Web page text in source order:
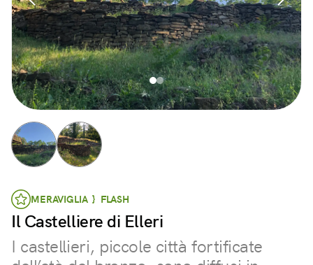
MERAVIGLIA } FLASH
Il Castelliere di Elleri
I castellieri, piccole città fortificate